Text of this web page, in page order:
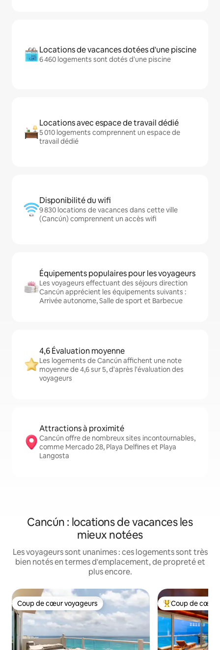
Locations de vacances dotées d'une piscine
6 460 logements sont dotés d'une piscine
Locations avec espace de travail dédié
5 010 logements comprennent un espace de
travail dédié
Disponibilité du wifi
9 830 locations de vacances dans cette ville
(Cancún) comprennent un accès wifi
Équipements populaires pour les voyageurs
Les voyageurs effectuant des séjours direction
Cancún apprécient les équipements suivants :
Arrivée autonome, Salle de sport et Barbecue
4,6 Évaluation moyenne
Les logements de Cancún affichent une note
moyenne de 4,6 sur 5, d'après l'évaluation des
voyageurs
Attractions à proximité
Cancún offre de nombreux sites incontournables,
comme Mercado 28, Playa Delfines et Playa
Langosta
Cancún : locations de vacances les
mieux notées
Les voyageurs sont unanimes : ces logements sont très
bien notés en termes d'emplacement, de propreté et
plus encore.
Coup de cœur voyageurs
Coup de cœur voyageurs Coups de cœur
Coup de cœur